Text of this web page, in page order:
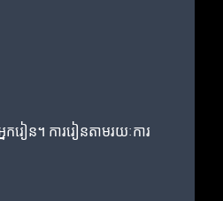
ៀន។ ការរៀនតាមរយៈការ